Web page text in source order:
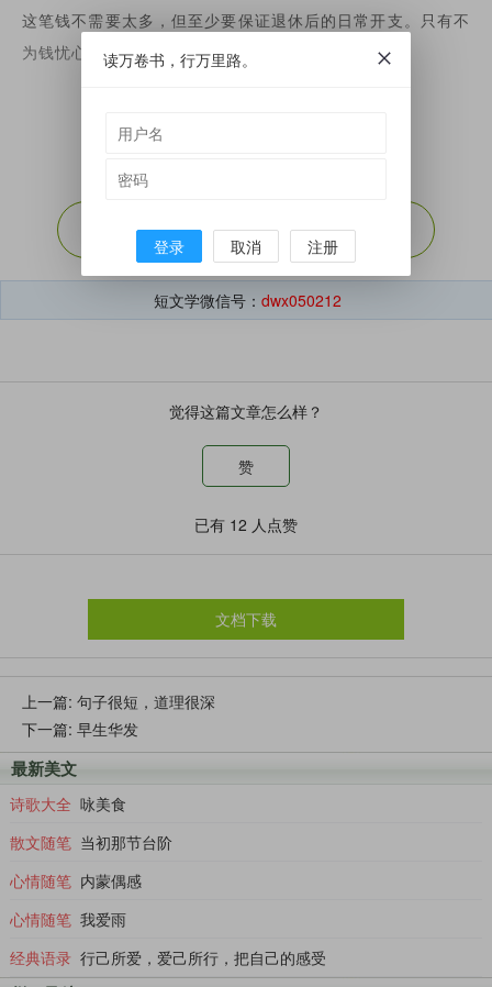
这笔钱不需要太多，但至少要保证退休后的日常开支。只有不
为钱忧心，才有心思享受生活的空闲。
健康的兴趣爱好，不仅能消磨时间，更能陶冶身心，让人感受
到生活的乐趣。
有益身心的兴趣爱好有很多，可以是看书喝茶、下棋钓鱼，或
更有甚者，选择多几种，体会不一样的乐趣。
第三件事：有不多的挚友
人生就是你一伙、咱一伙，不断更替的过程，但半辈子走过，
时间也帮我们筛选出真正会陪伴我们的人。
棋，找不到朋友一起钓鱼。
这种朋友不需要多，三五人便够了。
展开剩余（79%）
短文学微信号： dwx050212
觉得这篇文章怎么样？
赞
已有 12 人点赞
文档下载
上一篇: 句子很短，道理很深
下一篇: 早生华发
最新美文
诗歌大全 咏美食
散文随笔 当初那节台阶
心情随笔 内蒙偶感
心情随笔 我爱雨
经典语录 行己所爱，爱己所行，把自己的感受
读万卷书，行万里路。
登录 取消 注册